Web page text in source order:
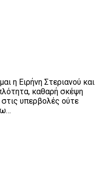
η Ειρήνη Στεριανού και
καθαρή σκέψη
υπερβολές ούτε